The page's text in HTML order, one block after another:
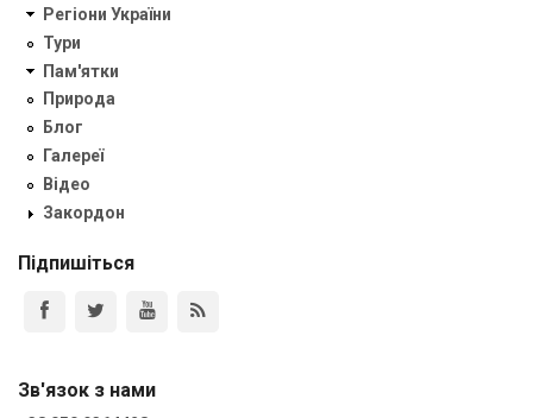
Регіони України
Тури
Пам'ятки
Природа
Блог
Галереї
Відео
Закордон
Підпишіться
Зв'язок з нами